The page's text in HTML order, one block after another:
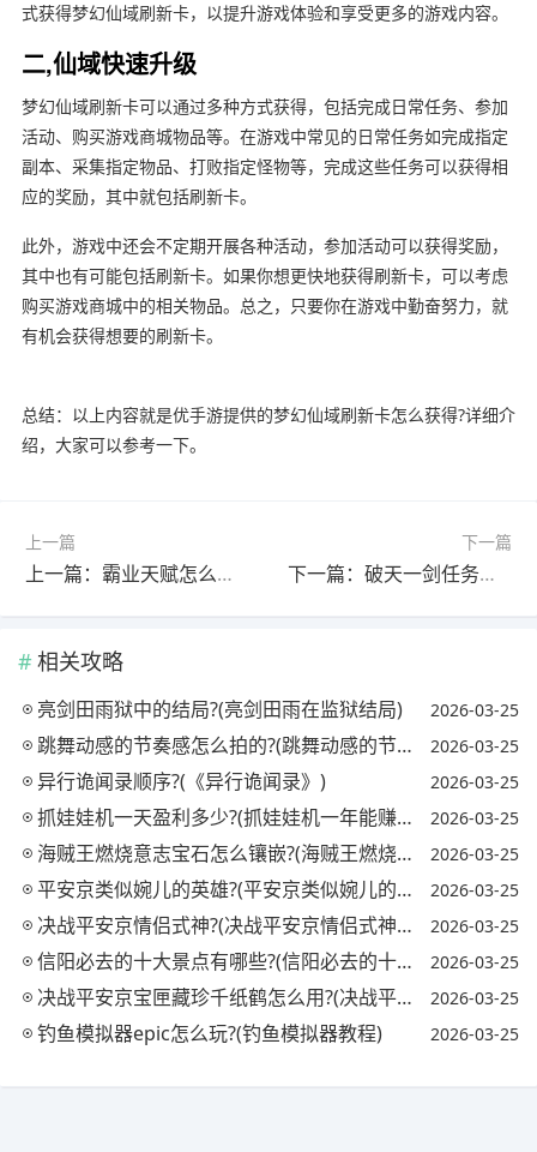
式获得梦幻仙域刷新卡，以提升游戏体验和享受更多的游戏内容。
二,仙域快速升级
梦幻仙域刷新卡可以通过多种方式获得，包括完成日常任务、参加
活动、购买游戏商城物品等。在游戏中常见的日常任务如完成指定
副本、采集指定物品、打败指定怪物等，完成这些任务可以获得相
应的奖励，其中就包括刷新卡。
此外，游戏中还会不定期开展各种活动，参加活动可以获得奖励，
其中也有可能包括刷新卡。如果你想更快地获得刷新卡，可以考虑
购买游戏商城中的相关物品。总之，只要你在游戏中勤奋努力，就
有机会获得想要的刷新卡。
总结：以上内容就是优手游提供的梦幻仙域刷新卡怎么获得?详细介
绍，大家可以参考一下。
上一篇
上一篇：霸业天赋怎么点?(霸业装备怎么获得)
下一篇
下一篇：破天一剑任务金牌是干什么用的?(破天一剑任务一览)
相关攻略
亮剑田雨狱中的结局?(亮剑田雨在监狱结局) 2026-03-25
跳舞动感的节奏感怎么拍的?(跳舞动感的节奏感怎么拍的视频) 2026-03-25
异行诡闻录顺序?(《异行诡闻录》) 2026-03-25
抓娃娃机一天盈利多少?(抓娃娃机一年能赚多少钱) 2026-03-25
海贼王燃烧意志宝石怎么镶嵌?(海贼王燃烧意志宝石镶嵌攻略) 2026-03-25
平安京类似婉儿的英雄?(平安京类似婉儿的英雄名字) 2026-03-25
决战平安京情侣式神?(决战平安京情侣式神怎么获得) 2026-03-25
信阳必去的十大景点有哪些?(信阳必去的十大景点有哪些地方) 2026-03-25
决战平安京宝匣藏珍千纸鹤怎么用?(决战平安京匣中珍宝活动) 2026-03-25
钓鱼模拟器epic怎么玩?(钓鱼模拟器教程) 2026-03-25